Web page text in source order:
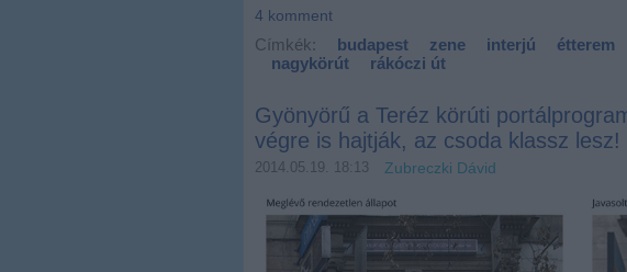
4 komment
Címkék: budapest zene interjú étterem
nagykörút
rákóczi út
Gyönyörű a Teréz körúti
végre is hajtják, az csoda klassz lesz!
2014.05.19. 18:13 Zubreczki Dávid